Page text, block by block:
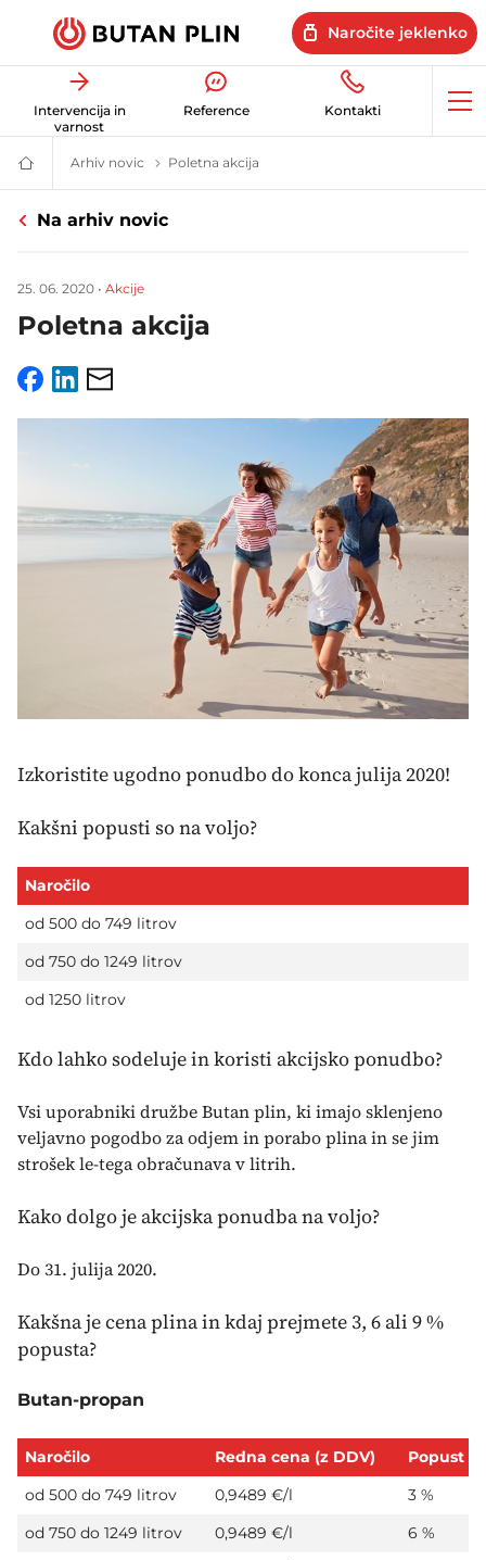
Naročite jeklenko
Intervencija in
varnost
Reference Kontakti
Butan
plin
Energetske
in
posel
Arhiv novic Novice in uporabni nasveti | Butan plin
Poletna akcija
Na arhiv novic
25. 06. 2020 • Akcije
Poletna akcija
Facebook
LinkedIn
Email
Izkoristite ugodno ponudbo do konca julija 2020!
Kakšni popusti so na voljo?
Naročilo
od 500 do 749 litrov
od 750 do 1249 litrov
od 1250 litrov
Kdo lahko sodeluje in koristi akcijsko ponudbo?
Vsi uporabniki družbe Butan plin, ki imajo sklenjeno
veljavno pogodbo za odjem in porabo plina in se jim
strošek le-tega obračunava v litrih.
Kako dolgo je akcijska ponudba na voljo?
Do 31. julija 2020.
Kakšna je cena plina in kdaj prejmete 3, 6 ali 9 %
popusta?
Butan-propan
Naročilo Redna cena (z DDV)
Popust
od 500 do 749 litrov
0,9489 €/l
3 %
od 750 do 1249 litrov
0,9489 €/l
6 %